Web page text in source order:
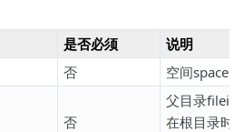
是否必须
说明
否 空间spaceid
否
父目录fileid,
在根目录时